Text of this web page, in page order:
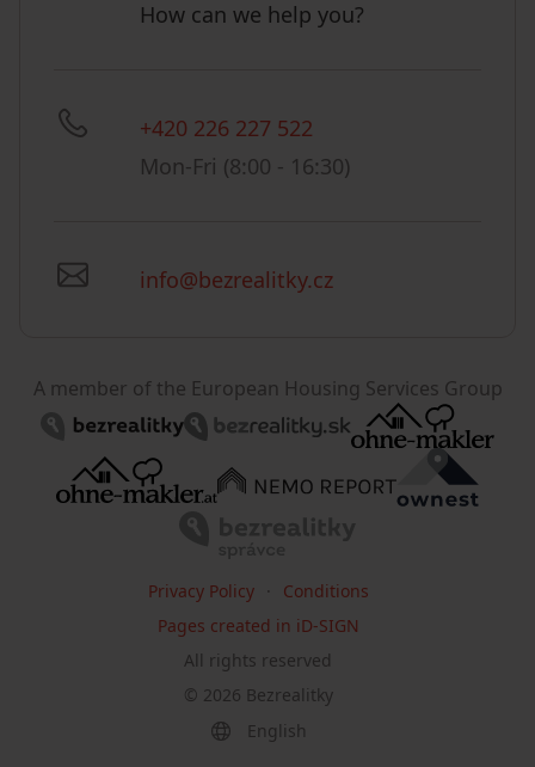
How can we help you?
+420 226 227 522
Mon-Fri (8:00 - 16:30)
info@bezrealitky.cz
A member of the European Housing Services Group
© 2026 Bezrealitky
All rights reserved
Privacy Policy
Conditions
Pages created in iD-SIGN
English